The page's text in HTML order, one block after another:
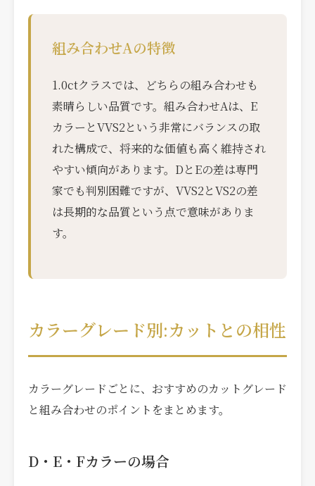
組み合わせAの特徴
1.0ctクラスでは、どちらの組み合わせも
素晴らしい品質です。組み合わせAは、E
カラーとVVS2という非常にバランスの取
れた構成で、将来的な価値も高く維持され
やすい傾向があります。DとEの差は専門
家でも判別困難ですが、VVS2とVS2の差
は長期的な品質という点で意味がありま
す。
カラーグレード別:カットとの相性
カラーグレードごとに、おすすめのカットグレード
と組み合わせのポイントをまとめます。
D・E・Fカラーの場合